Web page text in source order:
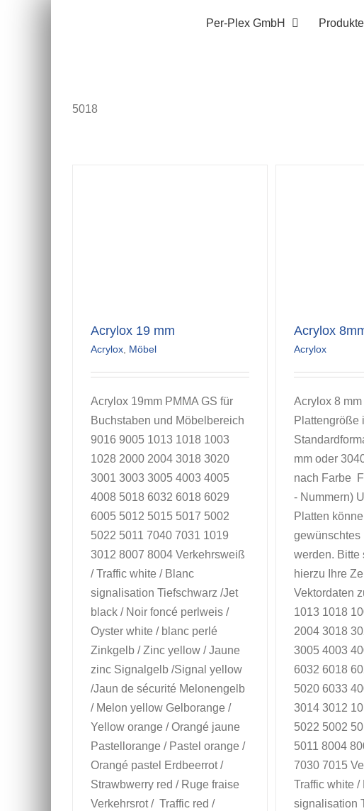
Per-Plex GmbH Produkte
5018
Acrylox 19 mm
Acrylox, Möbel
Acrylox 19mm PMMA GS für
Buchstaben und Möbelbereich
9016 9005 1013 1018 1003
1028 2000 2004 3018 3020
3001 3003 3005 4003 4005
4008 5018 6032 6018 6029
6005 5012 5015 5017 5002
5022 5011 7040 7031 1019
3012 8007 8004 Verkehrsweiß
/ Traffic white / Blanc
signalisation Tiefschwarz /Jet
black / Noir foncé perlweis /
Oyster white / blanc perlé
Zinkgelb / Zinc yellow / Jaune
zinc Signalgelb /Signal yellow
/Jaun de sécurité Melonengelb
/ Melon yellow Gelborange /
Yellow orange / Orangé jaune
Pastellorange / Pastel orange /
Orangé pastel Erdbeerrot /
Strawbwerry red / Ruge fraise
Verkehrsrot / Traffic red /
Acrylox
Acrylox
Acrylox 8
Plattengröße
mm oder
nach Farbe
- Nummern)
Platten
gewünschtes
werden. Bitte
hierzu Ihre
Vektordaten
1013 1018
2004 3018
3005 4003
6032 6018
5020 6033
3014 3012
5022 5002
5011 8004
7030 7015
Traffic white /
signalisation